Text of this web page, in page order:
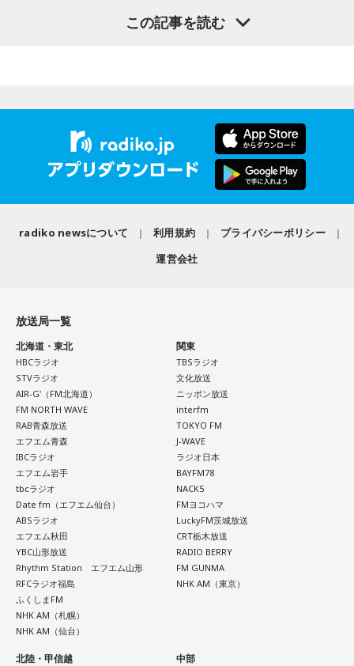
りしました。レイジくんにLINEします（笑）」とゆとりくん
との対談を振り返り、2週にわたるゲスト出演を締めくくりま
※放送エリア外の方は、プレミアム会員の登録でご利用いた
----------------------------------------------------
番組名：CHINTAI presents きゃりーぱみゅぱみゅ Chapter
#0 ～Touch Your Heart～
放送日時：毎週日曜 12:30～12:55
パーソナリティ：きゃりーぱみゅぱみゅ
っている」と語ります。「みんな変わっているのに、嫌な奴
なたの自由に」という作品の姿勢でした。作者の意図を押し
付けず、読み手に委ねる世界観に魅了され、フィンランドへ
の興味を深めたと振り返ります。現地で暮らすなかでも、
人々は周囲の目を気にし過ぎず、自分らしく生きていると感
じ、「いい大人にならないといけない」という自身の思い込
番組のテーマである「手紙」にちなみ、森下さんは、美しい
景色を誰かと共有したいときに手紙を書くことが多いと話し
ます。トーベ・ヤンソンが夏を過ごした群島で、海を眺めな
最後に森下さんは、「今、想いを伝えたい方」として、大好
きな存在であり、「自分が一番似ている」と感じるムーミン
トロールへ宛てた手紙を披露しました。
＜番組概要＞
番組名：日本郵便 SUNDAY'S POST
放送日時：毎週日曜 15:00～15:50
パーソナリティ：小山薫堂、宇賀なつみ
番組Webサイト：
https://www.tfm.co.jp/post/
番組公式X：
まずは動き出すことで流れが一気に加速していくはず。迷っ
ていた新しいスタイルにも思い切って挑戦して。美容院に行
くと運気アップ。
【2位】乙女座（おとめ座）
を開いたり、資格や学びについてリサーチしたりしてみまし
ょう。自分のやり方にこだわらず、人のアドバイスを素直に
【3位】山羊座（やぎ座）
ワクワクに素直になれる日。趣味やクリエイティブなことに
時間を使うと、大きな達成感が得られそう。恋愛面でも新鮮
な展開が期待できるタイミングなので、気になる人がいるな
ら積極的に声をかけて。川べりを散歩すると気持ちがリフレ
ッシュできそう。
【4位】蟹座（かに座）
人の輪が広がる日。交流会やイベント、SNSでのつながりな
ど、いつもより少し広い世界に飛び込んでみると面白い出会
いがありそうです。フットワークは軽く、でも判断は慎重に
するのがポイント。ふと空を見上げると、良いアイデアが降
りてくるかも。
【5位】蠍座（さそり座）
人付き合いを丁寧に扱うと良い日。パートナーや仕事相手と
の間に、小さなすれ違いが起きるかも。理想を押しつけず、
相手の話に耳を傾ければ関係がなめらかになるはずです。歯
のケアをいつもより丁寧にすると、気持ちがシャキッとする
はず。
この記事を読む
radiko newsについて 利用規約
プライバシーポリシー
運営会社
放送局一覧
北海道・東北
HBCラジオ
STVラジオ
AIR-G'（FM北海道）
FM NORTH WAVE
RAB青森放送
エフエム青森
IBCラジオ
エフエム岩手
tbcラジオ
Date fm（エフエム仙台）
ABSラジオ
エフエム秋田
YBC山形放送
Rhythm Station エフエム山形
RFCラジオ福島
ふくしまFM
NHK AM（札幌）
NHK AM（仙台）
関東
TBSラジオ
文化放送
ニッポン放送
interfm
TOKYO FM
J-WAVE
ラジオ日本
BAYFM78
NACK5
FMヨコハマ
LuckyFM茨城放送
CRT栃木放送
RADIO BERRY
FM GUNMA
NHK AM（東京）
北陸・甲信越 中部